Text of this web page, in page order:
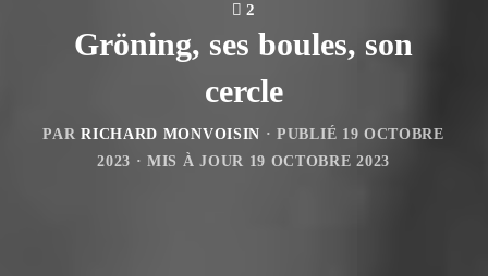
2
Gröning, ses boules, son
cercle
PARRICHARD MONVOISIN · PUBLIÉ 19 OCTOBRE
2023 · MIS À JOUR 19 OCTOBRE 2023